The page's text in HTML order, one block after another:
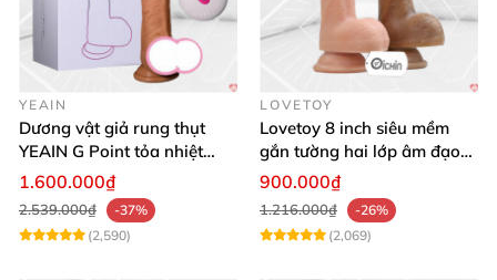
YEAIN
Dương vật giả rung thụt
YEAIN G Point tỏa nhiệt
điều khiển từ xa
1.600.000₫
2.539.000₫
-37%
(2,590)
LOVETOY
Lovetoy 8 inch siêu mềm
gắn tường hai lớp âm đạo
giả chuẩn y tế
900.000₫
1.216.000₫
-26%
(2,069)